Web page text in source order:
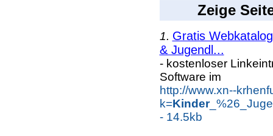
Zeige
1. Gratis
& Jugendl...
- kostenloser
Software im
http://www.xn--
k=Kinder
- 14.5kb